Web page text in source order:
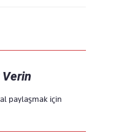
paylaşmak için